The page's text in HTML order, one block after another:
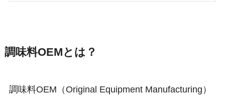
調味料OEMとは？
調味料OEM（Original Equipment Manufacturing）